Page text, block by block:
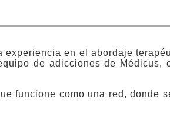
experiencia en el abordaje
de adicciones de Médicus,
funcione como una red, donde